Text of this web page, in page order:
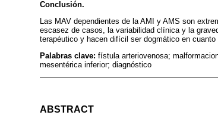
Conclusión.
Las MAV dependientes de la AMI y AMS son
escasez de casos, la variabilidad clínica y la
terapéutico y hacen difícil ser dogmático en
Palabras clave: fístula arteriovenosa;
mesentérica inferior; diagnóstico
ABSTRACT